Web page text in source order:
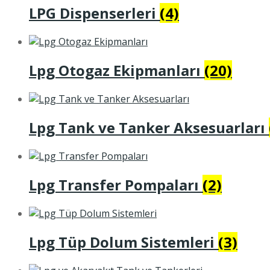
LPG Dispenserleri (4)
Lpg Otogaz Ekipmanları (20)
Lpg Tank ve Tanker Aksesuarları
Lpg Transfer Pompaları (2)
Lpg Tüp Dolum Sistemleri (3)